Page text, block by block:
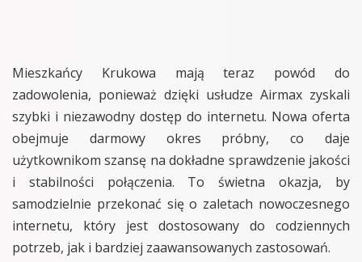
Mieszkańcy Krukowa mają teraz powód do
zadowolenia, ponieważ dzięki usłudze Airmax zyskali
szybki i niezawodny dostęp do internetu. Nowa oferta
obejmuje darmowy okres próbny, co daje
użytkownikom szansę na dokładne sprawdzenie jakości
i stabilności połączenia. To świetna okazja, by
samodzielnie przekonać się o zaletach nowoczesnego
internetu, który jest dostosowany do codziennych
potrzeb, jak i bardziej zaawansowanych zastosowań.